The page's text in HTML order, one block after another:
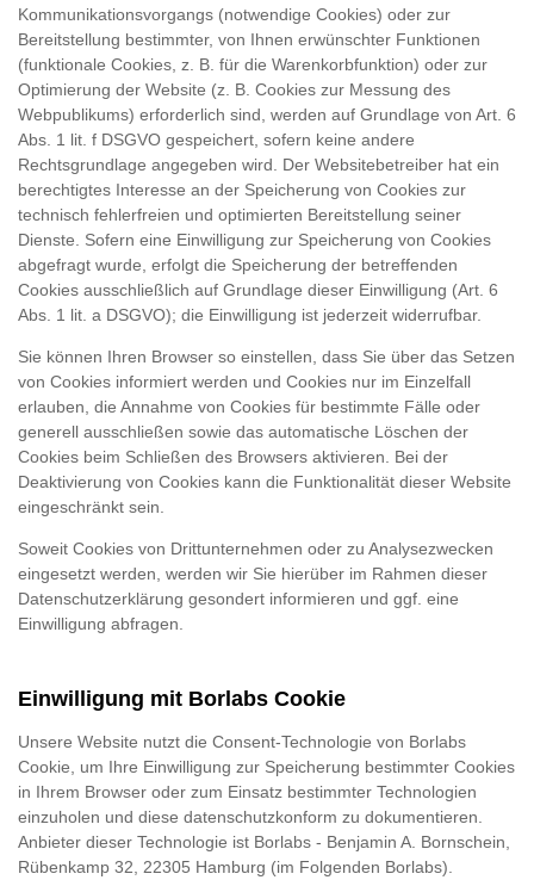
Kommunikationsvorgangs (notwendige Cookies) oder zur
Bereitstellung bestimmter, von Ihnen erwünschter Funktionen
(funktionale Cookies, z. B. für die Warenkorbfunktion) oder zur
Optimierung der Website (z. B. Cookies zur Messung des
Webpublikums) erforderlich sind, werden auf Grundlage von Art. 6
Abs. 1 lit. f DSGVO gespeichert, sofern keine andere
Rechtsgrundlage angegeben wird. Der Websitebetreiber hat ein
berechtigtes Interesse an der Speicherung von Cookies zur
technisch fehlerfreien und optimierten Bereitstellung seiner
Dienste. Sofern eine Einwilligung zur Speicherung von Cookies
abgefragt wurde, erfolgt die Speicherung der betreffenden
Cookies ausschließlich auf Grundlage dieser Einwilligung (Art. 6
Abs. 1 lit. a DSGVO); die Einwilligung ist jederzeit widerrufbar.
Sie können Ihren Browser so einstellen, dass Sie über das Setzen
von Cookies informiert werden und Cookies nur im Einzelfall
erlauben, die Annahme von Cookies für bestimmte Fälle oder
generell ausschließen sowie das automatische Löschen der
Cookies beim Schließen des Browsers aktivieren. Bei der
Deaktivierung von Cookies kann die Funktionalität dieser Website
eingeschränkt sein.
Soweit Cookies von Drittunternehmen oder zu Analysezwecken
eingesetzt werden, werden wir Sie hierüber im Rahmen dieser
Datenschutzerklärung gesondert informieren und ggf. eine
Einwilligung abfragen.
Einwilligung mit Borlabs Cookie
Unsere Website nutzt die Consent-Technologie von Borlabs
Cookie, um Ihre Einwilligung zur Speicherung bestimmter Cookies
in Ihrem Browser oder zum Einsatz bestimmter Technologien
einzuholen und diese datenschutzkonform zu dokumentieren.
Anbieter dieser Technologie ist Borlabs - Benjamin A. Bornschein,
Rübenkamp 32, 22305 Hamburg (im Folgenden Borlabs).